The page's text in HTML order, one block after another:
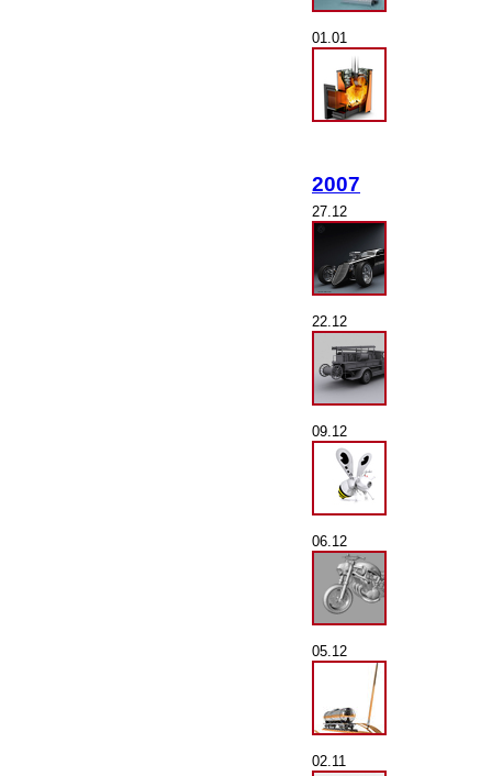
01.01
2007
27.12
22.12
09.12
06.12
05.12
02.11